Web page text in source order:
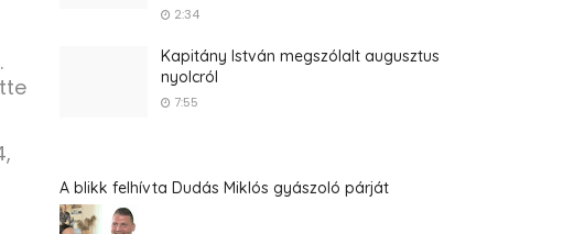
2:34
Kapitány István megszólalt augusztus
nyolcról
7:55
A blikk felhívta Dudás Miklós gyászoló párját